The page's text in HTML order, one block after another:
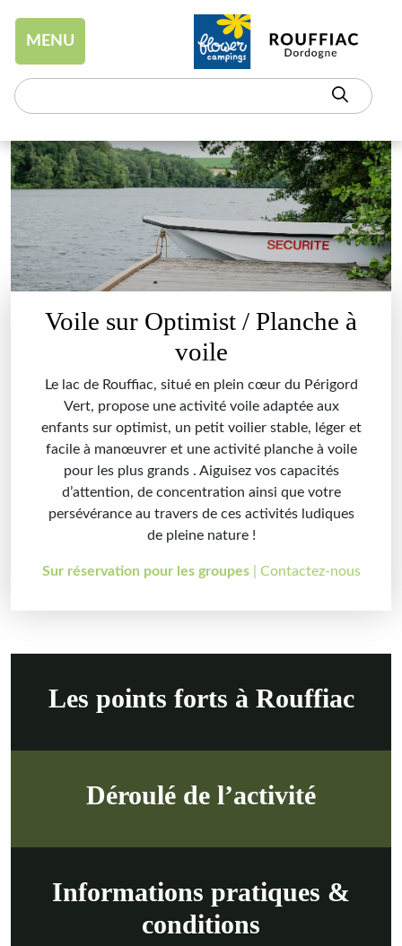
MENU
Voile sur Optimist / Planche à
voile
Le lac de Rouffiac, situé en plein cœur du Périgord
Vert, propose une activité voile adaptée aux
enfants sur optimist, un petit voilier stable, léger et
facile à manœuvrer et une activité planche à voile
pour les plus grands . Aiguisez vos capacités
d’attention, de concentration ainsi que votre
persévérance au travers de ces activités ludiques
de pleine nature !
Sur réservation pour les groupes| Contactez-nous
Les points forts à Rouffiac
Déroulé de l’activité
Informations pratiques &
conditions